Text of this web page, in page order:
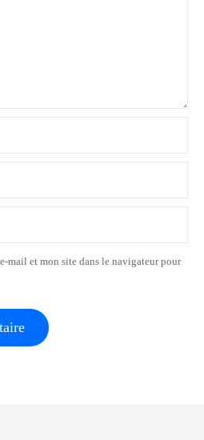
mail et mon site dans le navigateur pour